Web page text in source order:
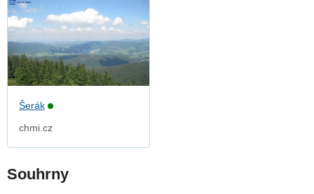
Šerák
chmi.cz
Souhrny